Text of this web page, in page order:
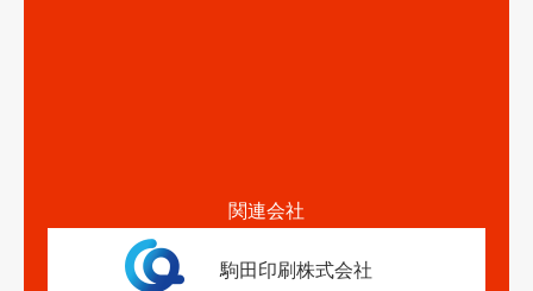
関連会社
駒田印刷株式会社